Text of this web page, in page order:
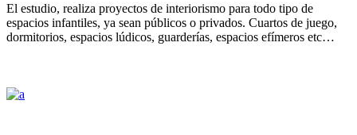
El estudio, realiza proyectos de interiorismo para todo tipo de
espacios infantiles, ya sean públicos o privados. Cuartos de juego,
dormitorios, espacios lúdicos, guarderías, espacios efímeros etc…